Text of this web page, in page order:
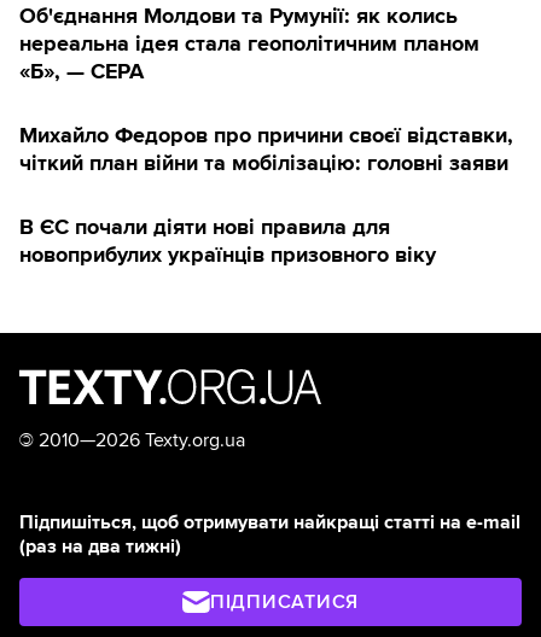
Об'єднання Молдови та Румунії: як колись
нереальна ідея стала геополітичним планом
«Б», — CEPA
Михайло Федоров про причини своєї відставки,
чіткий план війни та мобілізацію: головні заяви
В ЄС почали діяти нові правила для
новоприбулих українців призовного віку
© 2010—2026 Texty.org.ua
Підпишіться, щоб отримувати найкращі статті на e-mail
(раз на два тижні)
ПІДПИСАТИСЯ